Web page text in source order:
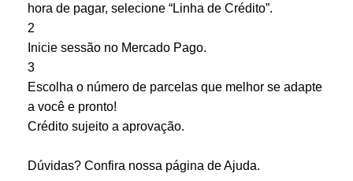
hora de pagar, selecione “Linha de Crédito”.
2
Inicie sessão no Mercado Pago.
3
Escolha o número de parcelas que melhor se adapte
a você e pronto!
Crédito sujeito a aprovação.
Dúvidas? Confira nossa página deAjuda.